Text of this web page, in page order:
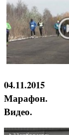
04.11.2015
Марафон.
Видео.